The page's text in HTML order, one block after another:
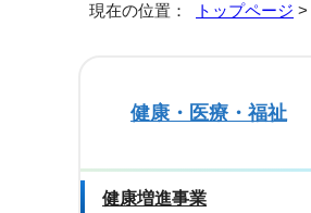
現在の位置： トップページ >
健康・医療・福祉
健康増進事業